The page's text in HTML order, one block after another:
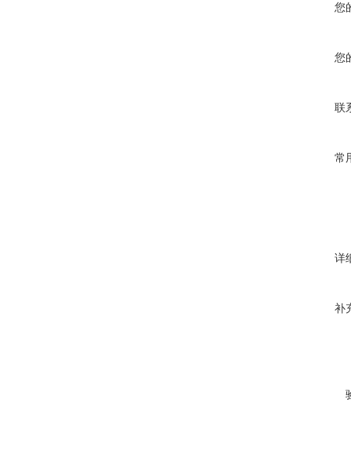
您
您
联
常
详
补